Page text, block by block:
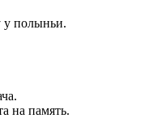
у полыньи.
на память.